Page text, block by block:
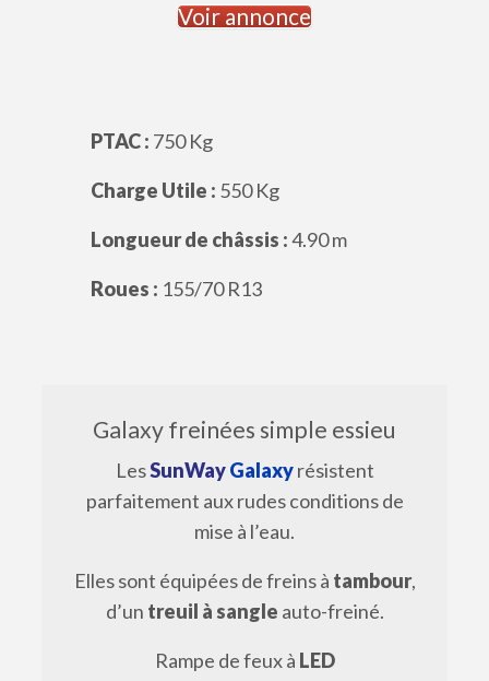
Voir annonce
PTAC : 750 Kg
Charge Utile : 550 Kg
Longueur de châssis :4.90 m
Roues : 155/70 R13
Galaxy freinées simple essieu
LesSunWay Galaxyrésistent
parfaitement aux rudes conditions de
mise à l’eau.
Elles sont équipées de freins à tambour,
d’un treuil à sangle auto-freiné.
Rampe de feux à LED